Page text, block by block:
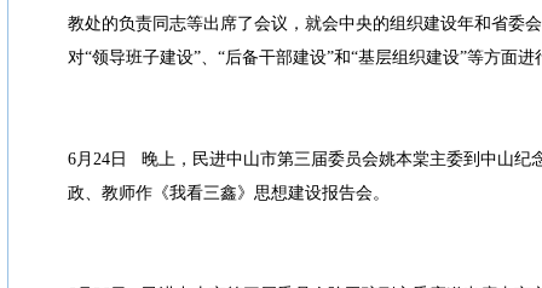
教处的负责同志等出席了会议，就会中央的组织建设年和省委
对“领导班子建设”、“后备干部建设”和“基层组织建设”等方面
6月24日 晚上，民进中山市第三届委员会姚本棠主委到中山纪
政、教师作《我看三鑫》思想建设报告会。